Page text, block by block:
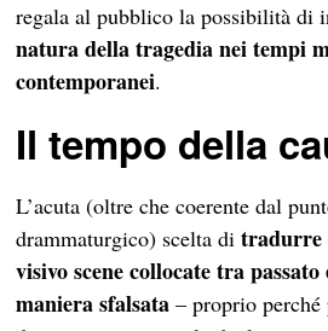
regala al pubblico la possibilità di
natura della tragedia nei tempi
contemporanei.
Il tempo della
L’acuta (oltre che coerente dal
drammaturgico) scelta ditradurre
visivo scene collocate tra
maniera sfalsata – proprio